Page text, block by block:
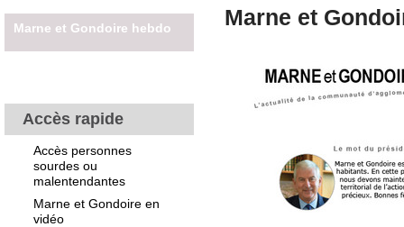
Marne et Gondoire hebdo
Accès rapide
Accès personnes
sourdes ou
malentendantes
Marne et Gondoire en
vidéo
Marne et